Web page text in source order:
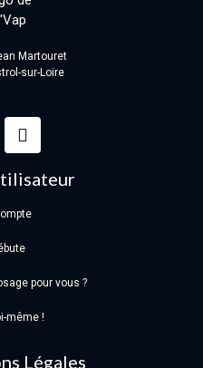
Martouret
sur-Loire
pour vous ?
même !
Légales